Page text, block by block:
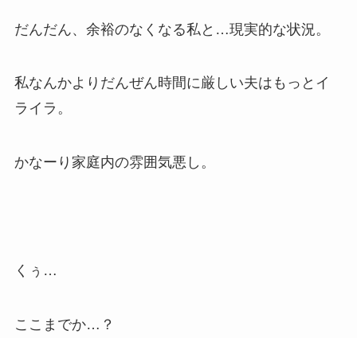
だんだん、余裕のなくなる私と…現実的な状況。
私なんかよりだんぜん時間に厳しい夫はもっとイ
ライラ。
かなーり家庭内の雰囲気悪し。
くぅ…
ここまでか…？